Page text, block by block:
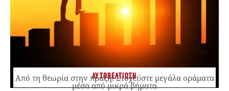
ΑΥΤΟΒΕΛΤΙΩΣΗ
Από τη θεωρία στην πράξη: Στοχεύστε μεγάλα οράματα
μέσα από μικρά βήματα